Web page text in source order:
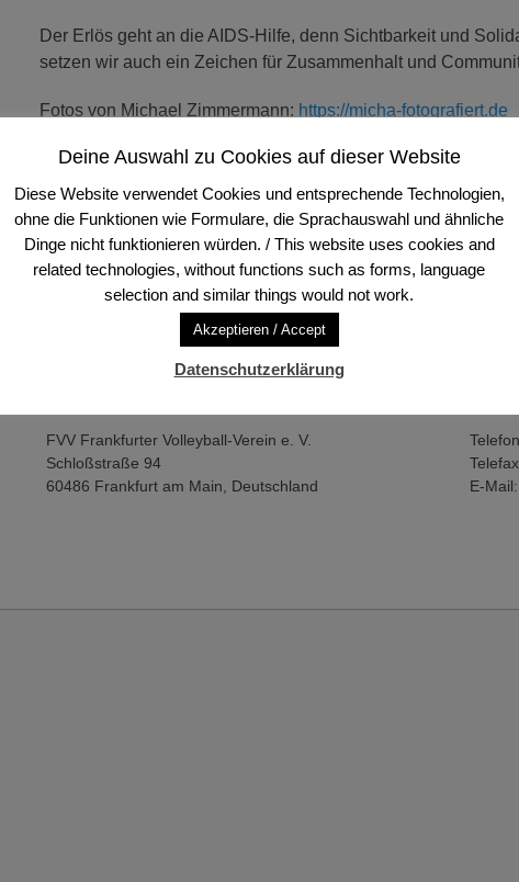
Der Erlös geht an die AIDS-Hilfe, denn Sichtbarkeit und
setzen wir auch ein Zeichen für Zusammenhalt und
Fotos von Michael Zimmermann: https://micha-fotografiert.de
Kategorien
Startseite
Beitragsnavigation
← Vorheriger
Vorheriger
FVV-Skifreizeit 2026 – Pistenspaß in den
französischen Alpen
FVV Frankfurter Volleyball-Verein e. V.
Schloßstraße 94
60486 Frankfurt am Main, Deutschland
E-Mail:
Deine Auswahl zu Cookies auf dieser Website
Diese Website verwendet Cookies und entsprechende Technologien,
ohne die Funktionen wie Formulare, die Sprachauswahl und ähnliche
Dinge nicht funktionieren würden. / This website uses cookies and
related technologies, without functions such as forms, language
selection and similar things would not work.
Akzeptieren / Accept
Datenschutzerklärung